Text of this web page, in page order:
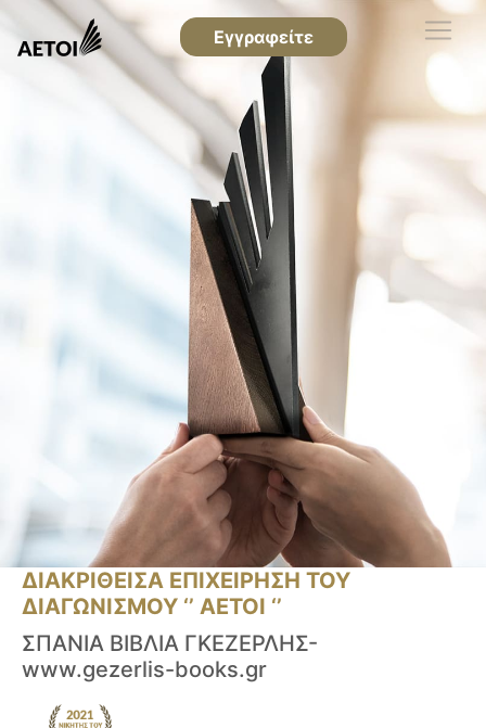
Εγγραφείτε
ΔΙΑΚΡΙΘΕΙΣΑ ΕΠΙΧΕΙΡΗΣΗ ΤΟΥ
ΔΙΑΓΩΝΙΣΜΟΥ ‘’ ΑΕΤΟΙ ‘’
ΣΠΑΝΙΑ ΒΙΒΛΙΑ ΓΚΕΖΕΡΛΗΣ-
www.gezerlis-books.gr